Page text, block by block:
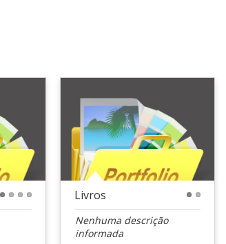
Livros
Nenhuma descrição
informada